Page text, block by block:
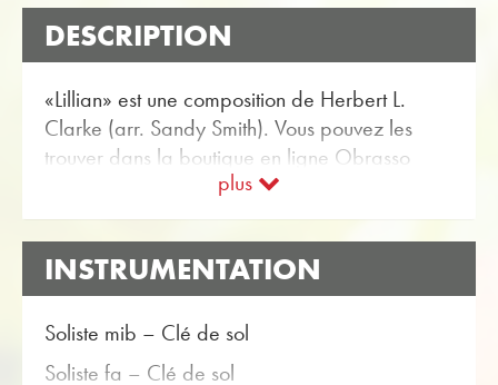
DESCRIPTION
«Lillian» est une composition de Herbert L.
Clarke (arr. Sandy Smith). Vous pouvez les
trouver dans la boutique en ligne Obrasso
Partitions pour solistes de cuivres avec l'article
no. 18965 disponible. La partition est classée
dans Niveau de difficulté C (moyen). Plus
Compositions originales pour solistes de cuivres
peuvent être trouvés en utilisant la fonction de
recherche flexible.
Utilisez le score d'essai gratuit pour «Lillian» et
plus
INSTRUMENTATION
Soliste mib – Clé de sol
Soliste fa – Clé de sol